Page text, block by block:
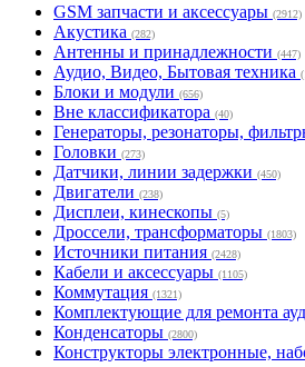
GSM запчасти и аксессуары (2912)
Акустика (282)
Антенны и принадлежности (447)
Аудио, Видео, Бытовая техника
Блоки и модули (656)
Вне классификатора (40)
Генераторы, резонаторы,
Головки (273)
Датчики, линии задержки (450)
Двигатели (238)
Дисплеи, кинескопы (5)
Дроссели, трансформаторы (1803)
Источники питания (2428)
Кабели и аксессуары (1105)
Коммутация (1321)
Комплектующие для ремонта
Конденсаторы (2800)
Конструкторы электронные,